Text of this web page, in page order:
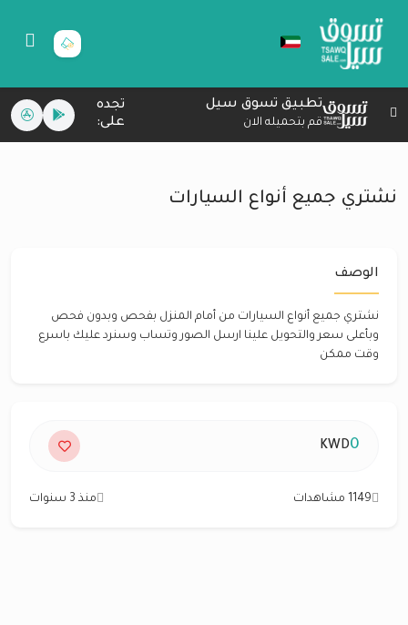
تطبيق تسوق سيل
قم بتحميله الان
تجده
على:
نشتري جميع أنواع السيارات
الوصف
نشتري جميع أنواع السيارات من أمام المنزل بفحص وبدون فحص
وبأعلى سعر والتحويل علينا ارسل الصور وتساب وسنرد عليك باسرع
وقت ممكن
0
KWD
1149 مشاهدات منذ 3 سنوات